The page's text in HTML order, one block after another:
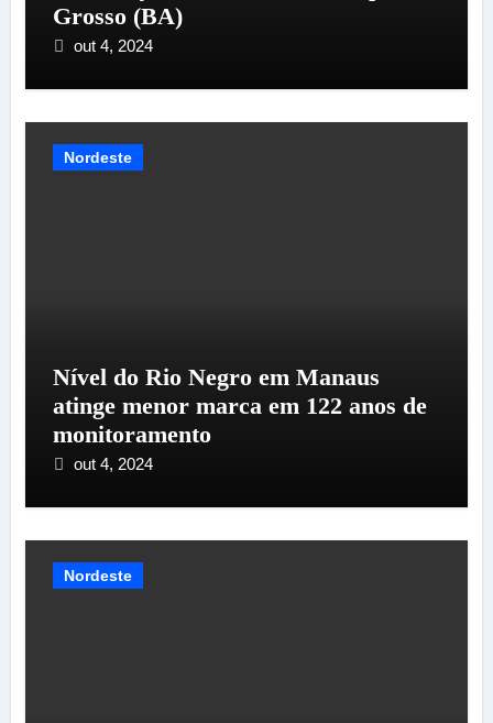
Grosso (BA)
out 4, 2024
Nordeste
Nível do Rio Negro em Manaus
atinge menor marca em 122 anos de
monitoramento
out 4, 2024
Nordeste